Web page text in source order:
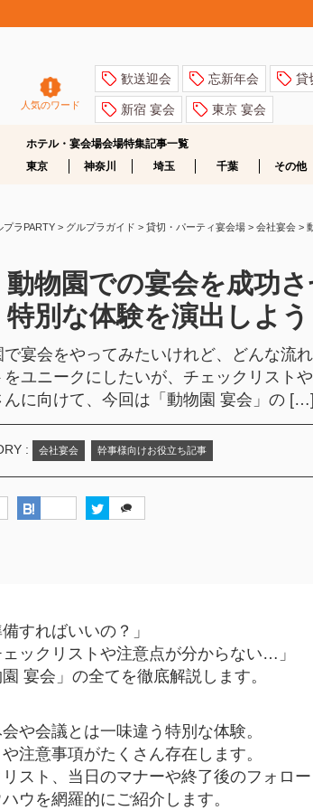
人気のワード
歓送迎会 忘新年会 貸
新宿 宴会 東京 宴会
ホテル・宴会場会場特集記事一覧
東京
神奈川 埼玉 千葉 その他
ラPARTY > グルプラガイド > 貸切・パーティ宴会場 > 会社宴会 >
動物園での宴会を成功
特別な体験を演出しよ
で宴会をやってみたいけれど、どんな流
をユニークにしたいが、チェックリスト
んに向けて、今回は「動物園 宴会」の
: 会社宴会 幹事様向けお役立ち記事
すればいいの？」
ックリストや注意点が分からない…」
宴会」の全てを徹底解説します。
や会議とは一味違う特別な体験。
注意事項がたくさん存在します。
スト、当日のマナーや終了後のフォロ
ウを網羅的にご紹介します。